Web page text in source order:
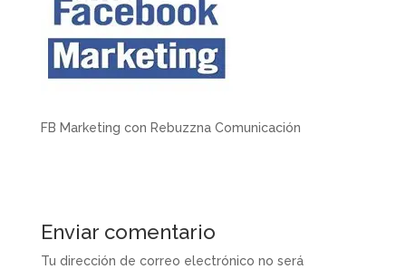
FB Marketing con Rebuzzna Comunicación
Enviar comentario
Tu dirección de correo electrónico no será